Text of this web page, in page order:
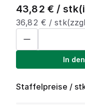
43,82 € / stk
36,82 € /stk
In
Staffelpreise /